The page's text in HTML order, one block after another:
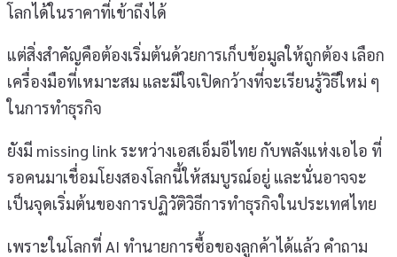
โลกได้ในราคาที่เข้าถึงได้
แต่สิ่งสำคัญคือต้องเริ่มต้นด้วยการเก็บข้อมูลให้ถูกต้อง เลือก
เครื่องมือที่เหมาะสม และมีใจเปิดกว้างที่จะเรียนรู้วิธีใหม่ ๆ
ในการทำธุรกิจ
ยังมี missing link ระหว่างเอสเอ็มอีไทย กับพลังแห่งเอไอ ที่
รอคนมาเชื่อมโยงสองโลกนี้ให้สมบูรณ์อยู่ และนั่นอาจจะ
เป็นจุดเริ่มต้นของการปฏิวัติวิธีการทำธุรกิจในประเทศไทย
เพราะในโลกที่ AI ทำนายการซื้อของลูกค้าได้แล้ว คำถาม